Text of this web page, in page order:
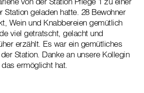
Station geladen hatte. 28 Bewohner
Wein und Knabbereien gemütlich
viel getratscht, gelacht und
erzählt. Es war ein gemütliches
Station. Danke an unsere Kollegin
ermöglicht hat.